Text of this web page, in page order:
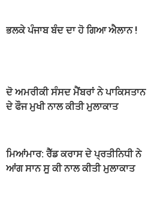
ਭਲਕੇ ਪੰਜਾਬ ਬੰਦ ਦਾ ਹੋ ਗਿਆ ਐਲਾਨ !
ਦੋ ਅਮਰੀਕੀ ਸੰਸਦ ਮੈਂਬਰਾਂ ਨੇ ਪਾਕਿਸਤਾਨ
ਦੇ ਫੌਜ ਮੁਖੀ ਨਾਲ ਕੀਤੀ ਮੁਲਾਕਾਤ
ਮਿਆਂਮਾਰ: ਰੈੱਡ ਕਰਾਸ ਦੇ ਪ੍ਰਤੀਨਿਧੀ ਨੇ
ਆਂਗ ਸਾਨ ਸੂ ਕੀ ਨਾਲ ਕੀਤੀ ਮੁਲਾਕਾਤ